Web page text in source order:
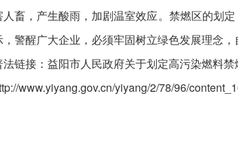
人畜，产生酸雨，加剧温室效应。禁燃区的划
，警醒广大企业，必须牢固树立绿色发展理念
接：益阳市人民政府关于划定高污染燃料禁
www.yiyang.gov.cn/yiyang/2/78/96/